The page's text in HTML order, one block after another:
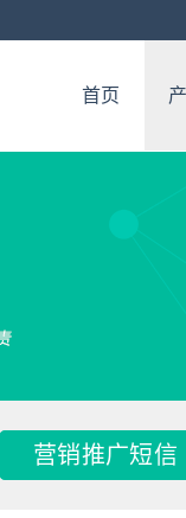
首页
营销推广短信